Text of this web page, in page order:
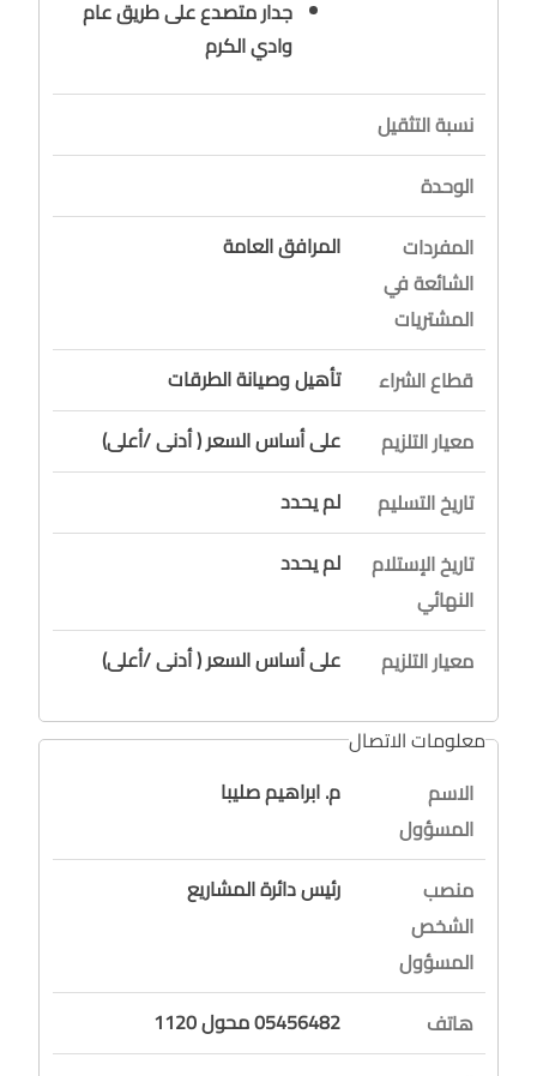
جدار متصدع على طريق عام
وادي الكرم
نسبة التثقيل
الوحدة
المفردات
الشائعة في
المشتريات
المرافق العامة
قطاع الشراء
تأهيل وصيانة الطرقات
معيار التلزيم
على أساس السعر ( أدنى /أعلى)
تاريخ التسليم
لم يحدد
تاريخ الإستلام
النهائي
لم يحدد
معيار التلزيم على أساس السعر ( أدنى /أعلى)
معلومات الاتصال
الاسم
المسؤول
م. ابراهيم صليبا
منصب
الشخص
المسؤول
رئيس دائرة المشاريع
هاتف
05456482 محول 1120